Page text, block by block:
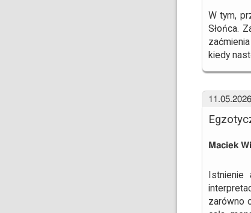
W tym,
Słońca.
kiedy
11.05.2026
Maciek
Istnienie
zarówno